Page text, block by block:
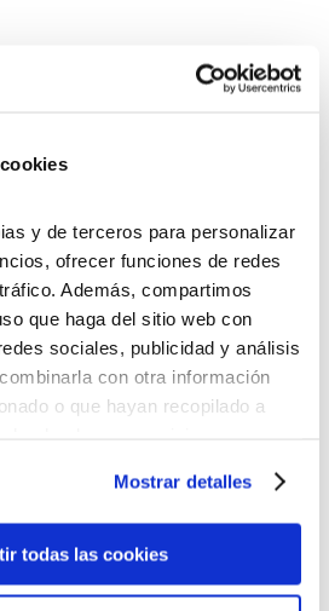
y de terceros para personalizar
ofrecer funciones de redes
Además, compartimos
que haga del sitio web con
sociales, publicidad y análisis
con otra información
o que hayan recopilado a
rechazarlas todas salvo las
pulsando el botón “Solo usar
seleccionar aquellas para las que
pulsando el botón “Permitir
Mostrar detalles
todas las cookies
en Aranjuez con
globales de Recursos Humanos
formación, consultoría de Recursos
misión esconectar empresas y talento
la sinergia perfecta
en Aranjuez?
en Aranjuez es un proceso sencillo.
nuestra plataforma y completa tu perfil
los filtros para ajustar la búsqueda
Una vez registrado, podrás postularte
más te interesen.